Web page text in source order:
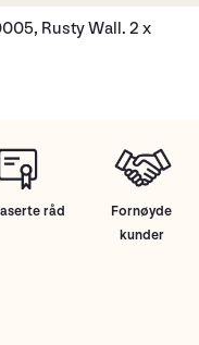
Rusty Wall. 2 x
råd
Fornøyde
kunder